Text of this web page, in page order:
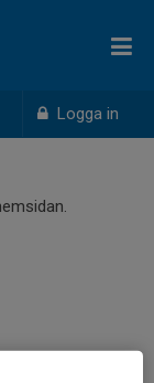
Logga in